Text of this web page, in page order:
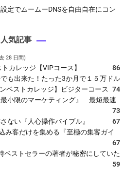
定でムームーDNSを自由自在にコン
人気記事
28 日間)
カレッジ【VIPコース】
86
も出来た！たった3か月で１５万ドル
ベストカレッジ】ビジターコース
74
小限のマーケティング』 最短最速
73
ない『人心操作バイブル』
67
み客だけを集める『至極の集客ガイ
67
ベストセラーの著者が秘密にしていた
59